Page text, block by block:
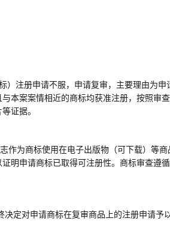
）注册申请不服，申请复审， 主要理由为申
本案案情相近的商标均获准注册，按照审查
证据。
作为商标使用在电子出版物（可下载）等
明申请商标已取得可注册性。商标审查遵
决定对申请商标在复审商品上的注册申请予